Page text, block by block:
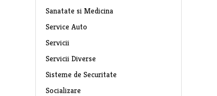
Sanatate si Medicina
Service Auto
Servicii
Servicii Diverse
Sisteme de Securitate
Socializare